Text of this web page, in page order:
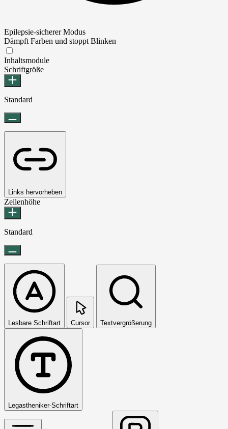
Epilepsie-sicherer Modus
Dämpft Farben und stoppt Blinken
Inhaltsmodule
Schriftgröße
Standard
Links hervorheben
Zeilenhöhe
Standard
Lesbare Schriftart Cursor Textvergrößerung
Legastheniker-Schriftart